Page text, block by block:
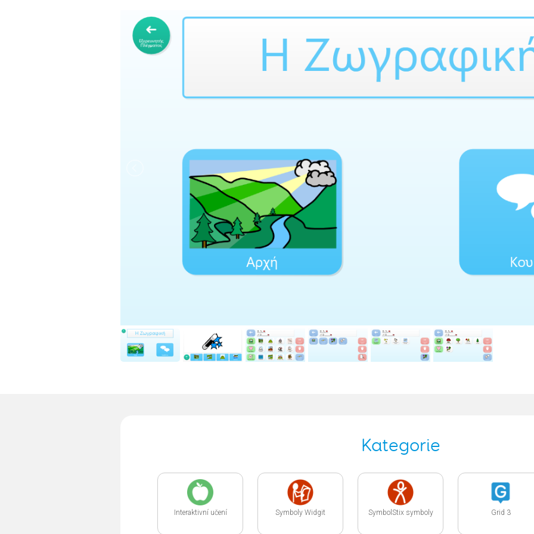
Kategorie
Interaktivní učení Symboly Widgit SymbolStix symboly Grid 3